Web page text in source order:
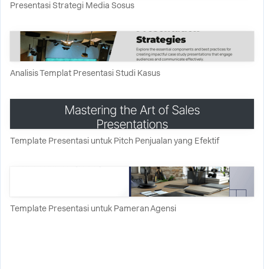
Presentasi Strategi Media Sosus
Analisis Templat Presentasi Studi Kasus
Template Presentasi untuk Pitch Penjualan yang Efektif
Template Presentasi untuk Pameran Agensi